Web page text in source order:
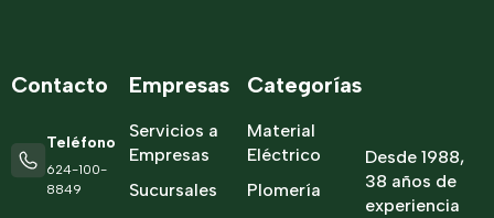
Desde 1988,
38 años de
experiencia
Categorías
Material
Eléctrico
Plomería
Empresas
Servicios a
Empresas
Sucursales
Contacto
Teléfono
624-100-
8849